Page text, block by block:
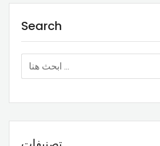
Search